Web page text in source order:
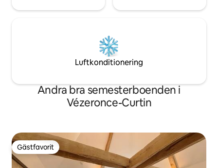
Luftkonditionering
Andra bra semesterboenden i
Vézeronce-Curtin
Gästfavorit
Gästfavorit